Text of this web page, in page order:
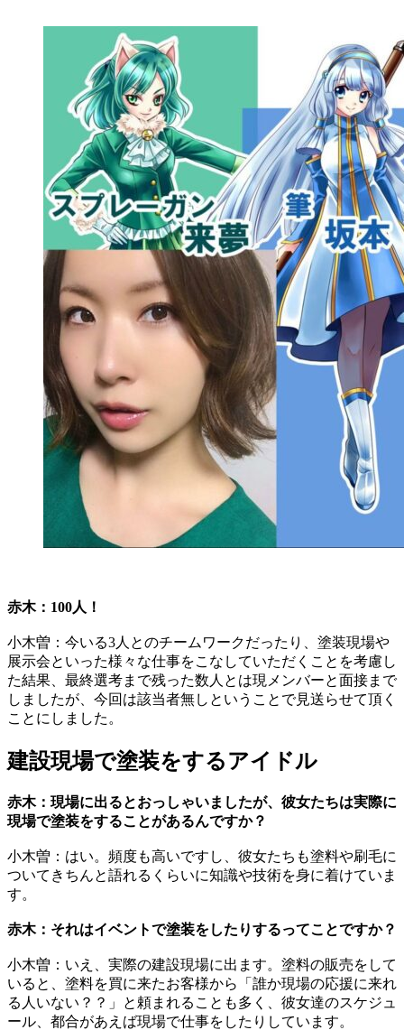
赤木：100人！
小木曽：今いる3人とのチームワークだったり、塗装現場や
展示会といった様々な仕事をこなしていただくことを考慮し
た結果、最終選考まで残った数人とは現メンバーと面接まで
しましたが、今回は該当者無しということで見送らせて頂く
ことにしました。
建設現場で塗装をするアイドル
赤木：現場に出るとおっしゃいましたが、彼女たちは実際に
現場で塗装をすることがあるんですか？
小木曽：はい。頻度も高いですし、彼女たちも塗料や刷毛に
ついてきちんと語れるくらいに知識や技術を身に着けていま
す。
赤木：それはイベントで塗装をしたりするってことですか？
小木曽：いえ、実際の建設現場に出ます。塗料の販売をして
いると、塗料を買に来たお客様から「誰か現場の応援に来れ
る人いない？？」と頼まれることも多く、彼女達のスケジュ
ール、都合があえば現場で仕事をしたりしています。